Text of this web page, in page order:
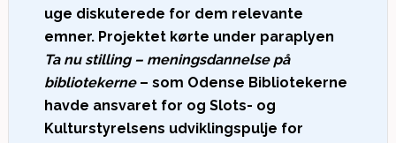
uge diskuterede for dem relevante
emner. Projektet kørte under paraplyen
Ta nu stilling – meningsdannelse på
bibliotekerne– som Odense Bibliotekerne
havde ansvaret for og Slots- og
Kulturstyrelsens udviklingspulje for